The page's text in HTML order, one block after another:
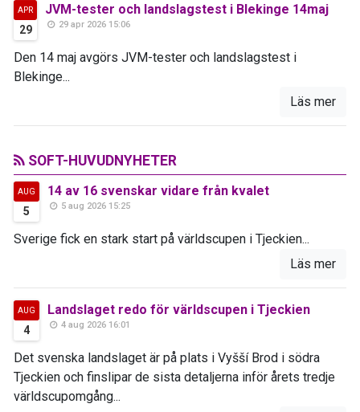
APR
29
JVM-tester och landslagstest i Blekinge 14maj
29 apr 2026 15:06
Den 14 maj avgörs JVM-tester och landslagstest i
Blekinge...
Läs mer
SOFT-HUVUDNYHETER
AUG
5
14 av 16 svenskar vidare från kvalet
5 aug 2026 15:25
Sverige fick en stark start på världscupen i Tjeckien...
Läs mer
AUG
4
Landslaget redo för världscupen i Tjeckien
4 aug 2026 16:01
Det svenska landslaget är på plats i Vyšší Brod i södra
Tjeckien och finslipar de sista detaljerna inför årets tredje
världscupomgång...